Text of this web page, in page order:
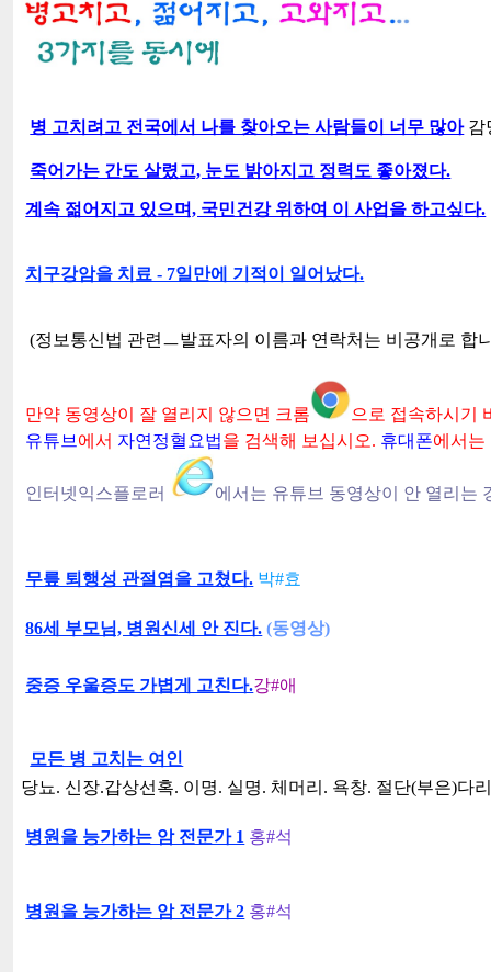
병 고치려고 전국에서 나를 찾아오는 사람들이 너무 많아 감
죽어가는 간도 살렸고, 눈도 밝아지고 정력도 좋아졌다.
계속 젊어지고 있으며, 국민건강 위하여 이 사업을 하고싶다.
치구강암을 치료 - 7일만에 기적이 일어났다.
(정보통신법 관련ㅡ발표자의 이름과 연락처는 비공개로 합
만약 동영상이 잘 열리지 않으면 크롬
으로 접속하시기
유튜브 에서 자연정혈요법을 검색해 보십시오. 휴대폰에서는
인터넷익스플로러 에서는 유튜브 동영상이 안 열리는
무릎 퇴행성 관절염을 고쳤다. 박#효
86세 부모님, 병원신세 안 진다. (동영상)
중증 우울증도 가볍게 고친다.강#애
모든 병 고치는 여인
당뇨. 신장.갑상선혹. 이명. 실명. 체머리. 욕창. 절단(부은)다
병원을 능가하는 암 전문가 1 홍#석
병원을 능가하는 암 전문가 2 홍#석